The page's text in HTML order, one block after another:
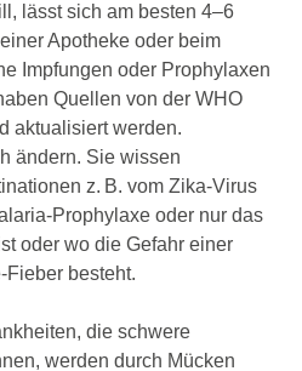
lässt sich am besten 4–6
Apotheke oder beim
Impfungen oder Prophylaxen
Quellen von der WHO
aktualisiert werden.
ändern. Sie wissen
z. B. vom Zika-Virus
Prophylaxe oder nur das
oder wo die Gefahr einer
Fieber besteht.
die schwere
werden durch Mücken